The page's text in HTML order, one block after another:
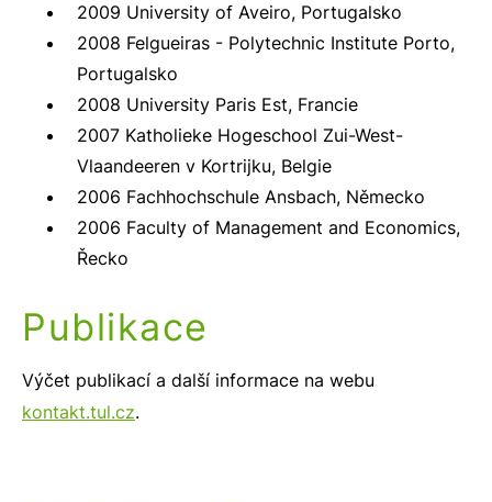
2009 University of Aveiro, Portugalsko
2008 Felgueiras - Polytechnic Institute Porto,
Portugalsko
2008 University Paris Est, Francie
2007 Katholieke Hogeschool Zui-West-
Vlaandeeren v Kortrijku, Belgie
2006 Fachhochschule Ansbach, Německo
2006 Faculty of Management and Economics,
Řecko
Publikace
Výčet publikací a další informace na webu
kontakt.tul.cz.